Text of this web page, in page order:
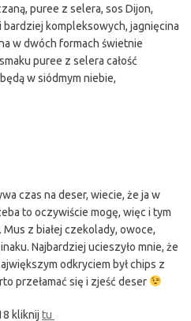
puree z selera, sos Dijon,
kompleksowych, jagnięcina
w dwóch formach świetnie
puree z selera całość
w siódmym niebie,
czas na deser, wiecie, że ja w
to oczywiście mogę, więc i tym
Mus z białej czekolady, owoce,
Najbardziej ucieszyło mnie, że
odkryciem był chips z
przełamać się i zjeść deser
kliknij tu